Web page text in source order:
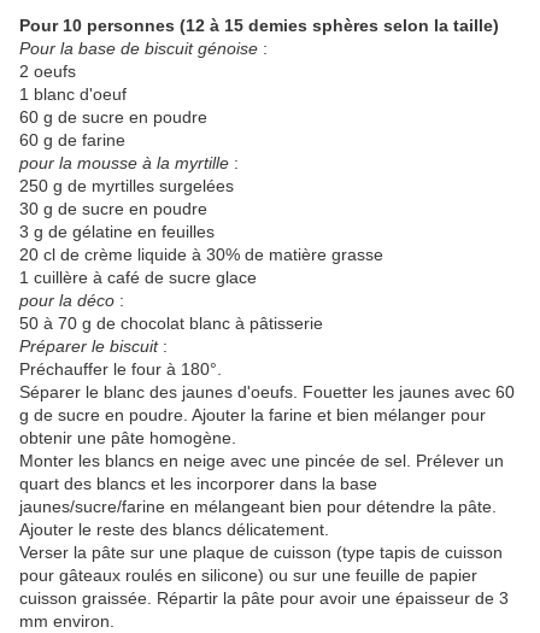
Pour 10 personnes (12 à 15 demies sphères selon la taille)
Pour la base de biscuit génoise :
2 oeufs
1 blanc d'oeuf
60 g de sucre en poudre
60 g de farine
pour la mousse à la myrtille :
250 g de myrtilles surgelées
30 g de sucre en poudre
3 g de gélatine en feuilles
20 cl de crème liquide à 30% de matière grasse
1 cuillère à café de sucre glace
pour la déco :
50 à 70 g de chocolat blanc à pâtisserie
Préparer le biscuit :
Préchauffer le four à 180°.
Séparer le blanc des jaunes d'oeufs. Fouetter les jaunes avec 60
g de sucre en poudre. Ajouter la farine et bien mélanger pour
obtenir une pâte homogène.
Monter les blancs en neige avec une pincée de sel. Prélever un
quart des blancs et les incorporer dans la base
jaunes/sucre/farine en mélangeant bien pour détendre la pâte.
Ajouter le reste des blancs délicatement.
Verser la pâte sur une plaque de cuisson (type tapis de cuisson
pour gâteaux roulés en silicone) ou sur une feuille de papier
cuisson graissée. Répartir la pâte pour avoir une épaisseur de 3
mm environ.